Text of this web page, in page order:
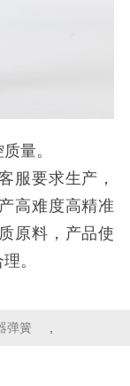
量。
服要求生产，
高难度高精准
原料，产品使
。
弹簧